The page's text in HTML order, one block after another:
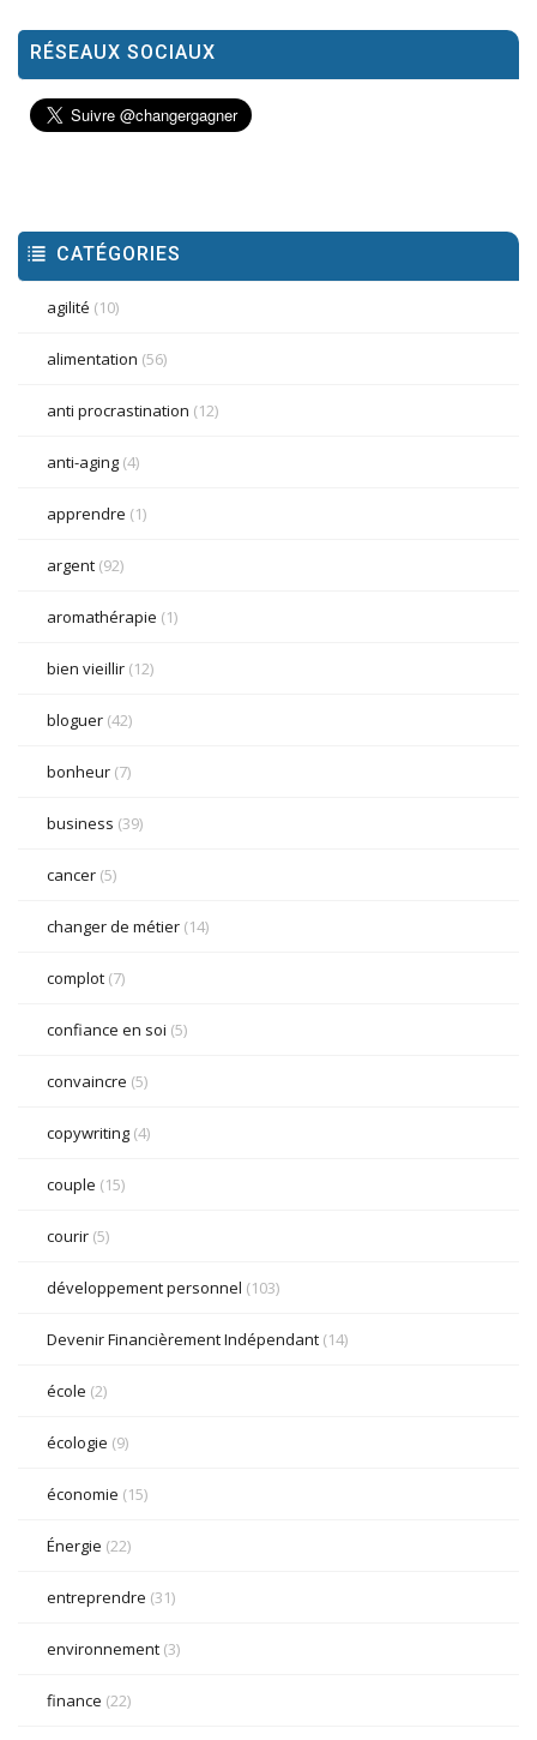
RÉSEAUX SOCIAUX
CATÉGORIES
agilité (10)
alimentation (56)
anti procrastination (12)
anti-aging (4)
apprendre (1)
argent (92)
aromathérapie (1)
bien vieillir (12)
bloguer (42)
bonheur (7)
business (39)
cancer (5)
changer de métier (14)
complot (7)
confiance en soi (5)
convaincre (5)
copywriting (4)
couple (15)
courir (5)
développement personnel (103)
Devenir Financièrement Indépendant (14)
école (2)
écologie (9)
économie (15)
Énergie (22)
entreprendre (31)
environnement (3)
finance (22)